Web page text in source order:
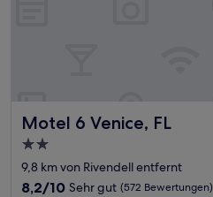
Motel 6 Venice, FL
Motel 6 Venice, FL
2.0-
Sterne-
Unterkunft
9,8 km von Rivendell entfernt
8.2
8,2/10 Sehr gut (572 Bewertungen)